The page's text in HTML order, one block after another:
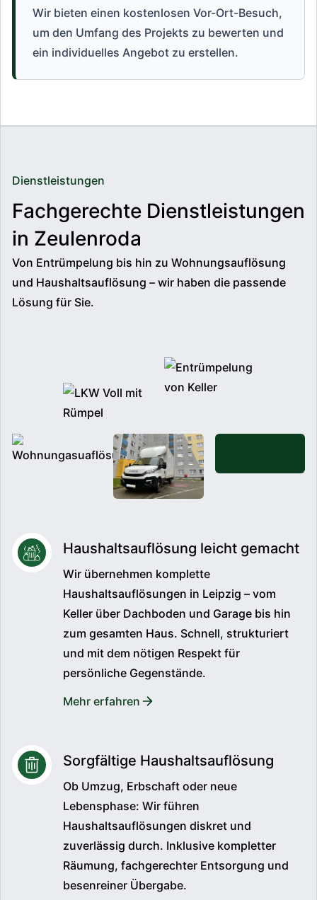
Wir bieten einen kostenlosen Vor-Ort-Besuch,
um den Umfang des Projekts zu bewerten und
ein individuelles Angebot zu erstellen.
Dienstleistungen
Fachgerechte Dienstleistungen
in Zeulenroda
Von Entrümpelung bis hin zu Wohnungsauflösung
und Haushaltsauflösung – wir haben die passende
Lösung für Sie.
Haushaltsauflösung leicht gemacht
Wir übernehmen komplette
Haushaltsauflösungen in Leipzig – vom
Keller über Dachboden und Garage bis hin
zum gesamten Haus. Schnell, strukturiert
und mit dem nötigen Respekt für
persönliche Gegenstände.
Mehr erfahren
Sorgfältige Haushaltsauflösung
Ob Umzug, Erbschaft oder neue
Lebensphase: Wir führen
Haushaltsauflösungen diskret und
zuverlässig durch. Inklusive kompletter
Räumung, fachgerechter Entsorgung und
besenreiner Übergabe.